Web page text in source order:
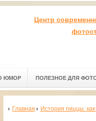
Центр
ЮМОР ПОЛЕЗНОЕ ДЛЯ
Главная История пиццы: